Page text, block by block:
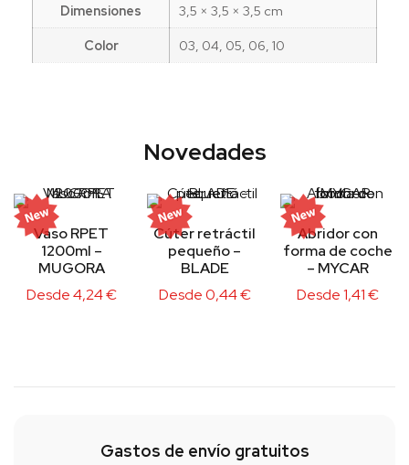
Dimensiones
3,5 × 3,5 × 3,5 cm
Color
03, 04, 05, 06, 10
Novedades
Vaso RPET
1200ml –
MUGORA
Desde4,24€
Cúter retráctil
pequeño –
BLADE
Desde0,44€
Abridor con
forma de coche
– MYCAR
Desde1,41€
Gastos de envío gratuitos